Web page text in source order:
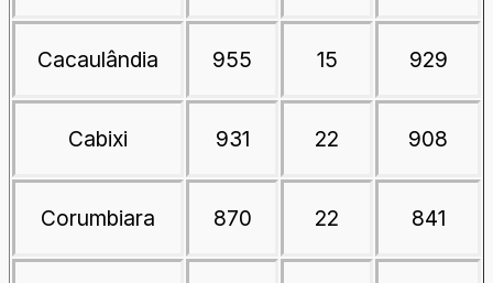
Cacaulândia 955 15 929
Cabixi 931 22 908
Corumbiara 870 22 841